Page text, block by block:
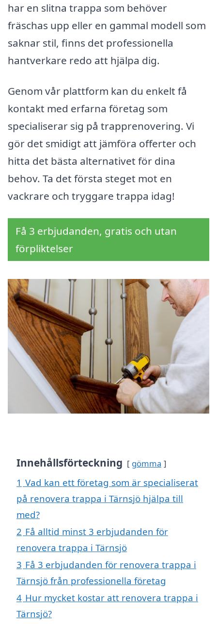
har en slitna trappa som behöver
fräschas upp eller en gammal modell som
saknar stil, finns det professionella
hantverkare redo att hjälpa dig.
Genom vår plattform kan du enkelt få
kontakt med erfarna företag som
specialiserar sig på trapprenovering. Vi
gör det smidigt att jämföra offerter och
hitta det bästa alternativet för dina
behov. Ta det första steget mot en
vackrare och tryggare trappa idag!
Få 3 erbjudanden, gratis och utan
förpliktelser
Innehållsförteckning gömma
1 Vad kan ett företag som är specialiserat
på renovera trappa i Tärnsjö hjälpa till
med?
2 Få alltid minst 3 erbjudanden för
renovera trappa i Tärnsjö
3 Få 3 erbjudanden för renovera trappa i
Tärnsjö från professionella företag
4 Hur mycket kostar att renovera trappa i
Tärnsjö?